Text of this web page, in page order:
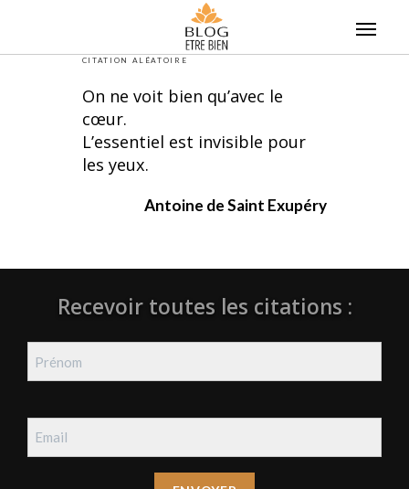
CITATION ALÉATOIRE
On ne voit bien qu’avec le
cœur.
L’essentiel est invisible pour
les yeux.
Antoine de Saint Exupéry
Recevoir toutes les citations :